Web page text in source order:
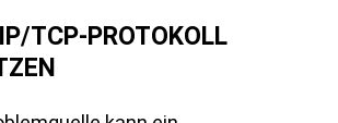
TCP-PROTOKOLL